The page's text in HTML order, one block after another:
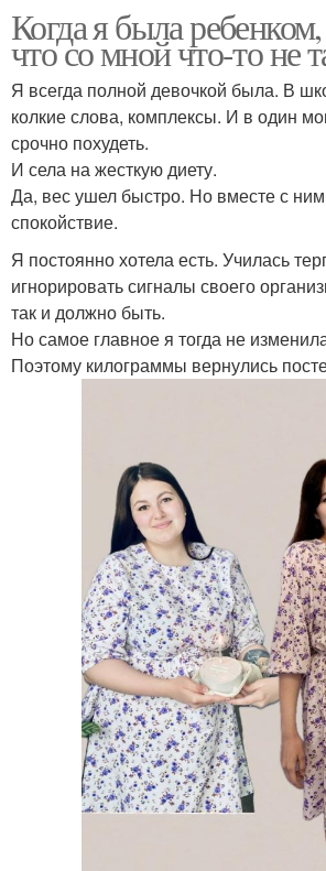
Когда я была
что со мной что-то не
Я всегда полной девочкой была. В
колкие слова, комплексы. И в один
срочно похудеть.
И села на жесткую диету.
Да, вес ушел быстро. Но вместе с
спокойствие.
Я постоянно хотела есть. Училась
игнорировать сигналы своего
так и должно быть.
Но самое главное я тогда не
Поэтому килограммы вернулись